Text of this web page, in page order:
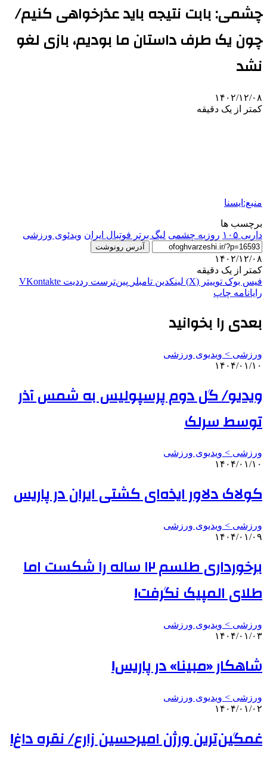
چشمی: بابت نتیجه باید عذرخواهی کنیم/
چون یک طرف داستان ما بودیم، بازی لغو
نشد
۱۴۰۲/۱۲/۰۸
کمتر از یک دقیقه
منبع:ایسنا
برچسب ها
داربی ۱۰۵
روزبه چشمی ليگ برتر فوتبال ایران ویدئوی ورزشی
آدرس رونوشت
۱۴۰۲/۱۲/۰۸
کمتر از یک دقیقه
فیس بوک توییتر (X) لینکدین ‫تامبلر ‫پین‌ترست ‫رددیت ‫VKontakte
رایانامه چاپ
بعدی را بخوانید
ورزشی > ویدیوی ورزشی
۱۴۰۴/۰۱/۱۰
ویدیو/ گل دوم پرسپولیس به شمس آذر
توسط سرلک
ورزشی > ویدیوی ورزشی
۱۴۰۴/۰۱/۱۰
کولاک دلاور ایذه‌ای کشتی ایران در پاریس
ورزشی > ویدیوی ورزشی
۱۴۰۴/۰۱/۰۹
برخورداری طلسم ۱۲ ساله را شکست اما
طلای المپیک نگرفت!
ورزشی > ویدیوی ورزشی
۱۴۰۴/۰۱/۰۳
شاهکار «مبینا» در پاریس!
ورزشی > ویدیوی ورزشی
۱۴۰۴/۰۱/۰۲
غمگین‌ترین ورژن امیرحسین زارع/ نقره داغ!